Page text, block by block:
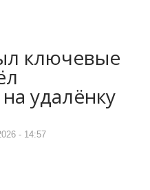
ключевые
удалёнку
- 14:57